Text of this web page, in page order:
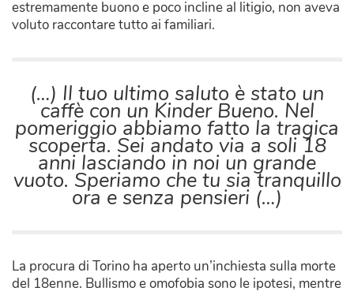
estremamente buono e poco incline al litigio, non aveva
voluto raccontare tutto ai familiari.
(…) Il tuo ultimo saluto è stato un
caffè con un Kinder Bueno. Nel
pomeriggio abbiamo fatto la tragica
scoperta. Sei andato via a soli 18
anni lasciando in noi un grande
vuoto. Speriamo che tu sia tranquillo
ora e senza pensieri (…)
La procura di Torino ha aperto un’inchiesta sulla morte
del 18enne. Bullismo e omofobia sono le ipotesi, mentre